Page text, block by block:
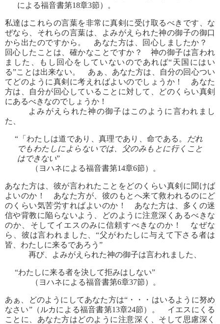
による福音書第18章3節）。
私達はこれらの言葉を非常に真剣に受け取るべきです、な
ぜなら、それらの言葉は、よみがえられた神の御子の御口
から出たのですから。 あなた方は、回心しましたか？
回心したことは、確かなことですか？ 神の御子は言われ
ました、もし回心をしていないのであれば“天国にはい
る”ことは出来ない。 あぁ、あなた方は、自分の回心つい
てどのように真剣に考えればよいのでしょうか！ あなた
方は、自分が回心していることに対して、どのくらい真剣
にあるべきなのでしょうか！
よみがえられた神の御子はこのように言われまし
た、
“「わたしは道であり、真理であり、命である。
だれ
でもわたしによらないでは、父のみもとに行くこと
はできない”
（ヨハネによる福音書第14章6節）。
あなた方は、彼が言われたことをどのくらい真剣に聞けば
よいのか！ あなた方が、彼のもとへ来て救われるのにど
のくらい気苦労すればよいのか！ あなた方は、多くの迷
信や背教に陥らないよう、どのように注意深くあるべきな
のか、そしてイエスのみに信頼すべきなのか！ なぜな
ら、彼は言われました、“父がわたしに与えて下さる者は
皆、わたしに来るであろう”
再び、よみがえられた神の御子は言われました、
“わたしに来る者を決して拒みはしない”
（ヨハネによる福音書第6章37節）。
あぁ、どのようにしてあなた方は“・・・はいるように努め
なさい”（ルカによる福音書第13章24節）。 イエスにくる
ことに、あなた方はどのように注意深く、そして思慮深く